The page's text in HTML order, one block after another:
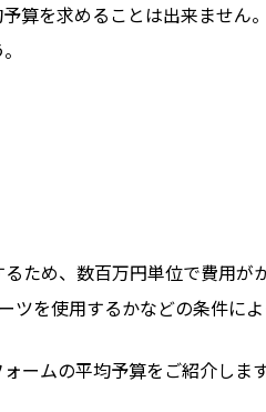
算を求めることは出来ません
ため、数百万円単位で費用が
を使用するかなどの条件によ
ームの平均予算をご紹介しま